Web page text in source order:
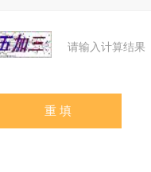
请输入计算结果